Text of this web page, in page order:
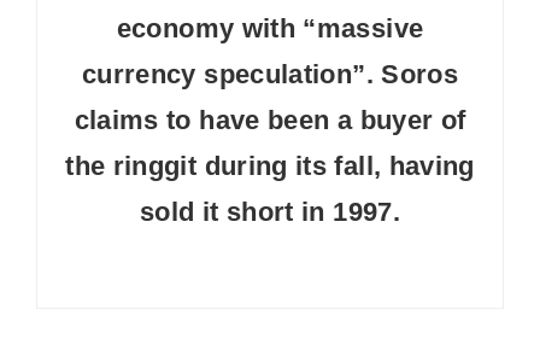
economy with “massive
currency speculation”. Soros
claims to have been a buyer of
the ringgit during its fall, having
sold it short in 1997.